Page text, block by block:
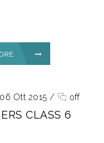
Ott 2015 / off
CLASS 6